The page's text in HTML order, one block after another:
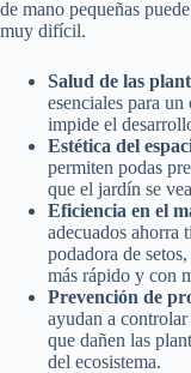
de mano pequeñas
muy difícil.
Salud de las
esenciales para
impide el
Estética del
permiten podas
que el jardín se
Eficiencia en el
adecuados ahorra
podadora de
más rápido y con
Prevención de
ayudan a
que dañen las
del ecosistema.